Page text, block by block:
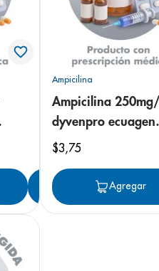
Agregar
Ampicilina
Ampicilina
dyvenpro ecuagen
suspensión
$3,75
Agregar